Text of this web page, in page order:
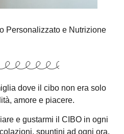
Personalizzato e Nutrizione
dove il cibo non era solo
amore e piacere.
e gustarmi il CIBO in ogni
spuntini ad ogni ora,